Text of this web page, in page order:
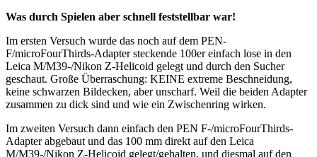
Was durch Spielen aber schnell feststellbar war!
Im ersten Versuch wurde das noch auf dem PEN-
F/microFourThirds-Adapter steckende 100er einfach lose in den
Leica M/M39-/Nikon Z-Helicoid gelegt und durch den Sucher
geschaut. Große Überraschung: KEINE extreme Beschneidung,
keine schwarzen Bildecken, aber unscharf. Weil die beiden Adapter
zusammen zu dick sind und wie ein Zwischenring wirken.
Im zweiten Versuch dann einfach den PEN F-/microFourThirds-
Adapter abgebaut und das 100 mm direkt auf den Leica
M/M39-/Nikon Z-Helicoid gelegt/gehalten, und diesmal auf den